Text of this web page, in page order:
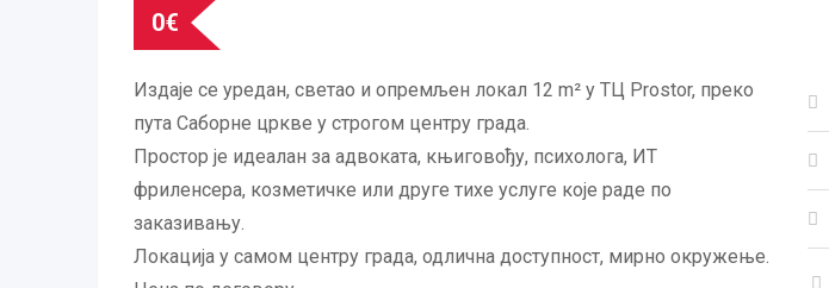
0€
Издаје се уредан, светао и опремљен локал 12 m² у ТЦ Prostor, преко
пута Саборне цркве у строгом центру града.
Простор је идеалан за адвоката, књиговођу, психолога, ИТ
фриленсера, козметичке или друге тихе услуге које раде по
заказивању.
Локација у самом центру града, одлична доступност, мирно окружење.